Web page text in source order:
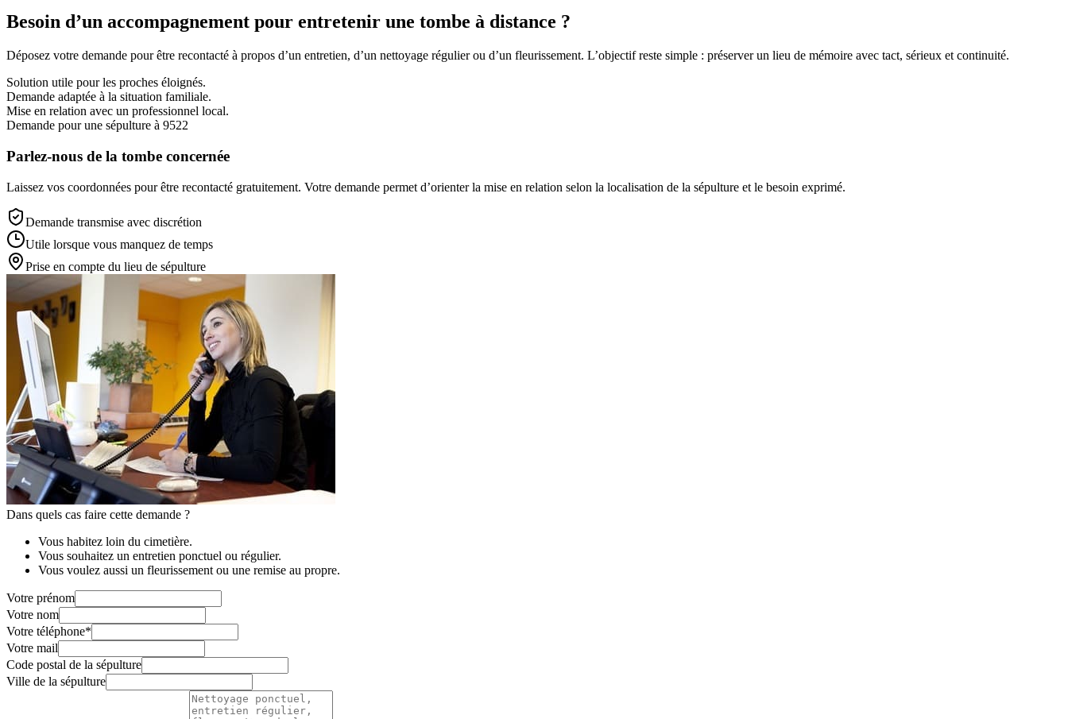
Besoin d’un accompagnement pour entretenir une tombe à distance ?
Déposez votre demande pour être recontacté à propos d’un entretien, d’un nettoyage régulier ou d’un fleurissement. L’objectif reste simple : préserver un lieu de mémoire avec tact, sérieux et continuité.
Solution utile pour les proches éloignés.
Demande adaptée à la situation familiale.
Mise en relation avec un professionnel local.
Demande pour une sépulture à 9522
Parlez-nous de la tombe concernée
Laissez vos coordonnées pour être recontacté gratuitement. Votre demande permet d’orienter la mise en relation selon la localisation de la sépulture et le besoin exprimé.
Demande transmise avec discrétion
Utile lorsque vous manquez de temps
Prise en compte du lieu de sépulture
Dans quels cas faire cette demande ?
Vous habitez loin du cimetière.
Vous souhaitez un entretien ponctuel ou régulier.
Vous voulez aussi un fleurissement ou une remise au propre.
Votre prénom
Votre nom
Votre téléphone*
Votre mail
Code postal de la sépulture
Ville de la sépulture